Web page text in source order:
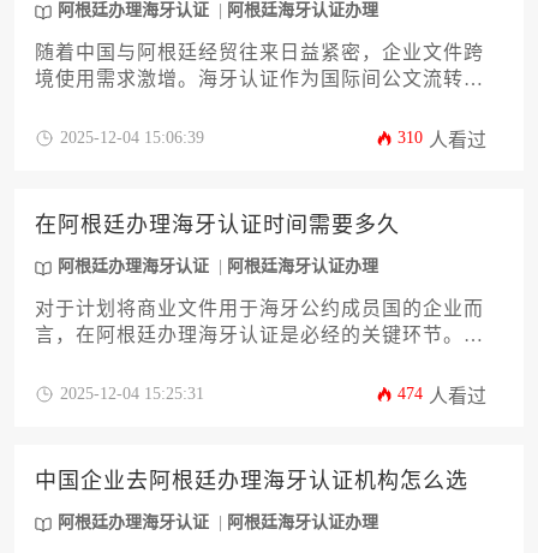
阿根廷办理海牙认证 阿根廷海牙认证办理
随着中国与阿根廷经贸往来日益紧密，企业文件跨
境使用需求激增。海牙认证作为国际间公文流转的
细解析中国企业在阿根廷办理海牙认证的完整步
拓展南美市场。了解清晰的阿根廷办理海牙认证路
径，是企业出海的关键一环。
2025-12-04 15:06:39 310 人看过
在阿根廷办理海牙认证时间需要多久
阿根廷办理海牙认证 阿根廷海牙认证办理
对于计划将商业文件用于海牙公约成员国的企业而
言，在阿根廷办理海牙认证是必经的关键环节。办
节假日等多重因素影响，一般需要数周不等。本文
业主高效规划，确保商业活动顺利进行。
2025-12-04 15:25:31 474 人看过
中国企业去阿根廷办理海牙认证机构怎么选
阿根廷办理海牙认证 阿根廷海牙认证办理